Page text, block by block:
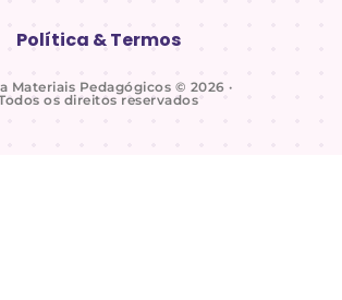
Política & Termos
Materiais Pedagógicos © 2026 ·
os direitos reservados